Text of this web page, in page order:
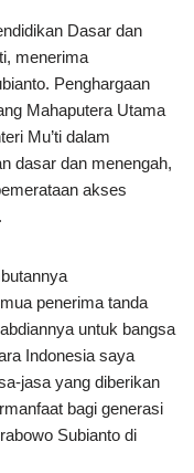
Dasar dan
menerima
Penghargaan
Mahaputera Utama
Mu’ti dalam
dasar dan menengah,
akses
penerima tanda
untuk bangsa
Indonesia saya
jasa yang diberikan
bagi generasi
Subianto di